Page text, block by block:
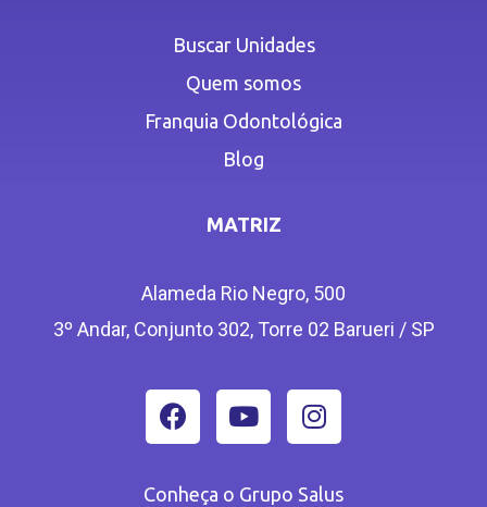
Buscar Unidades
Quem somos
Franquia Odontológica
Blog
MATRIZ
Alameda Rio Negro, 500
3º Andar, Conjunto 302, Torre 02 Barueri / SP
Conheça o Grupo Salus